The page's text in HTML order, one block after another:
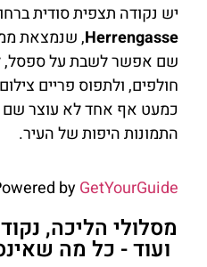
יש נקודה תצפית סודית
Herrengasse, שנמצאת
שם אפשר לשבת על ספסל,
חולפים, ולתפוס פריים
כמעט אף אחד לא עוצר שם
התמונות היפות של העיר.
byGetYourGuide
מסלולי הליכה,
ועוד - כל מה